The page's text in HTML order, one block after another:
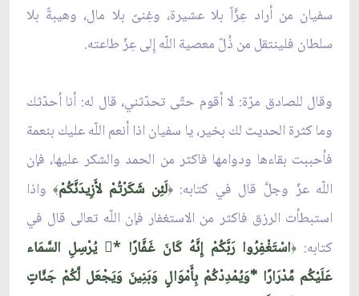
سفيان من أراد عِزَّاً بلا عشيرة، وغِنىً بلا مال، وهيبةً بلا
سلطان فلينتقل من ذُلّ معصية اللّه إِلى عِزّ طاعته.
وقال للصادق مرّة: لا أقوم حتّى تحدّثني، قال له: أنا اُحدّثك
وما كثرة الحديث لك بخير، يا سفيان اذا أنعم اللّه عليك بنعمة
فأحببت بقاءها ودوامها فاكثر من الحمد والشكر عليها، فإن
اللّه عزّ وجلَّ قال في كتابه:﴿لَئِن شَكَرْتُمْ لأَزِيدَنَّكُمْ﴾واذا
استبطأت الرزق فاكثر من الاستغفار فإن اللّه تعالى قال في
كتابه: ﴿اسْتَغْفِرُوا رَبَّكُمْ إِنَّهُ كَانَ غَفَّارًا *ً يُرْسِلِ السَّمَاء
عَلَيْكُم مِّدْرَارًا *وَيُمْدِدْكُمْ بِأَمْوَالٍ وَبَنِينَ وَيَجْعَل لَّكُمْ جَنَّاتٍ